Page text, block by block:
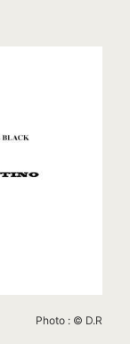
Photo : © D.R